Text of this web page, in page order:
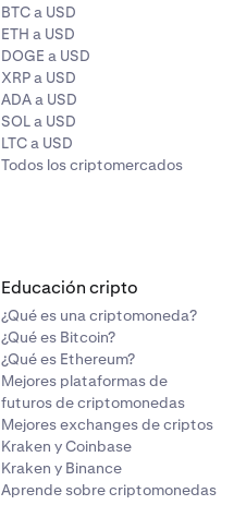
BTC a USD
ETH a USD
DOGE a USD
XRP a USD
ADA a USD
SOL a USD
LTC a USD
Todos los criptomercados
Educación cripto
¿Qué es una criptomoneda?
¿Qué es Bitcoin?
¿Qué es Ethereum?
Mejores plataformas de
futuros de criptomonedas
Mejores exchanges de criptos
Kraken y Coinbase
Kraken y Binance
Aprende sobre criptomonedas